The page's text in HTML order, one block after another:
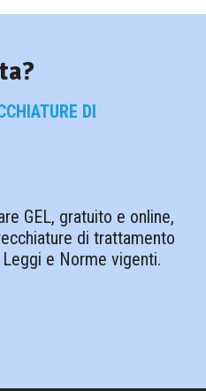
DI
GEL, gratuito e online,
di trattamento
e Norme vigenti.